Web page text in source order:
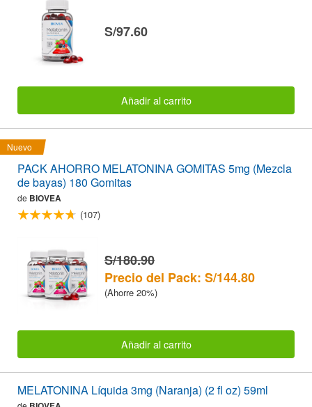
S/97.60
Añadir al carrito
Nuevo
PACK AHORRO MELATONINA GOMITAS 5mg (Mezcla
de bayas) 180 Gomitas
de BIOVEA
(107)
S/180.90
Precio del Pack: S/144.80
(Ahorre 20%)
Añadir al carrito
MELATONINA Líquida 3mg (Naranja) (2 fl oz) 59ml